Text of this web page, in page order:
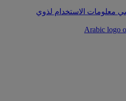
معلومات الاستخدام لذوي